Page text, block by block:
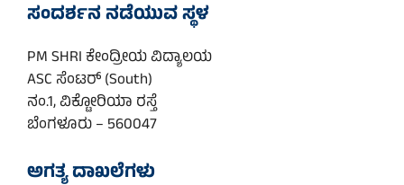
ಸಂದರ್ಶನ ನಡೆಯುವ ಸ್ಥಳ
PM SHRI ಕೇಂದ್ರೀಯ ವಿದ್ಯಾಲಯ
ASC ಸೆಂಟರ್ (South)
ನಂ.1, ವಿಕ್ಟೋರಿಯಾ ರಸ್ತೆ
ಬೆಂಗಳೂರು – 560047
ಅಗತ್ಯ ದಾಖಲೆಗಳು